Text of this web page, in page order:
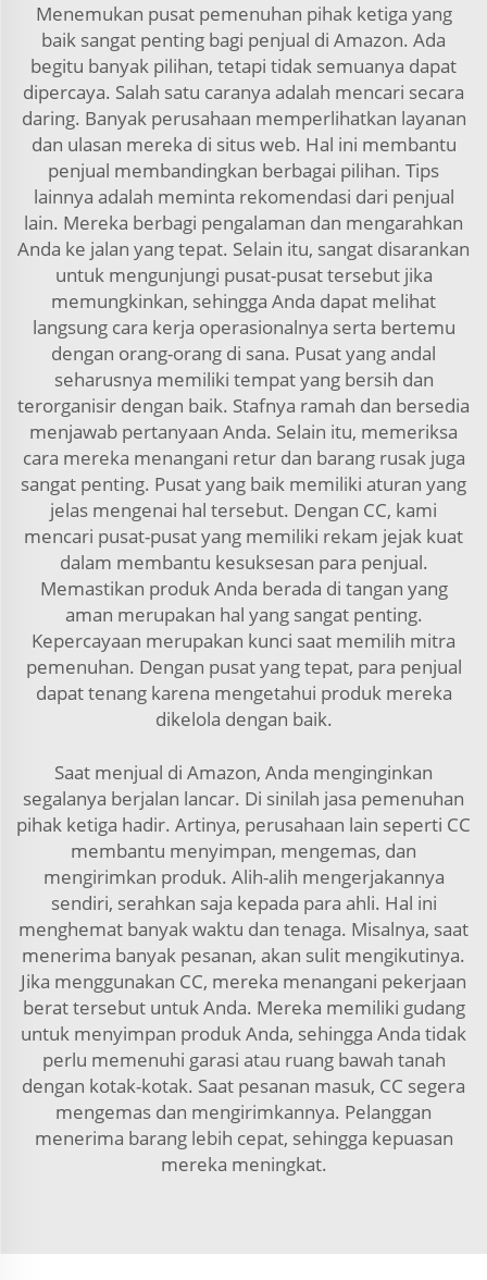
Menemukan pusat pemenuhan pihak ketiga yang
baik sangat penting bagi penjual di Amazon. Ada
begitu banyak pilihan, tetapi tidak semuanya dapat
dipercaya. Salah satu caranya adalah mencari secara
daring. Banyak perusahaan memperlihatkan layanan
dan ulasan mereka di situs web. Hal ini membantu
penjual membandingkan berbagai pilihan. Tips
lainnya adalah meminta rekomendasi dari penjual
lain. Mereka berbagi pengalaman dan mengarahkan
Anda ke jalan yang tepat. Selain itu, sangat disarankan
untuk mengunjungi pusat-pusat tersebut jika
memungkinkan, sehingga Anda dapat melihat
langsung cara kerja operasionalnya serta bertemu
dengan orang-orang di sana. Pusat yang andal
seharusnya memiliki tempat yang bersih dan
terorganisir dengan baik. Stafnya ramah dan bersedia
menjawab pertanyaan Anda. Selain itu, memeriksa
cara mereka menangani retur dan barang rusak juga
sangat penting. Pusat yang baik memiliki aturan yang
jelas mengenai hal tersebut. Dengan CC, kami
mencari pusat-pusat yang memiliki rekam jejak kuat
dalam membantu kesuksesan para penjual.
Memastikan produk Anda berada di tangan yang
aman merupakan hal yang sangat penting.
Kepercayaan merupakan kunci saat memilih mitra
pemenuhan. Dengan pusat yang tepat, para penjual
dapat tenang karena mengetahui produk mereka
dikelola dengan baik.
Saat menjual di Amazon, Anda menginginkan
segalanya berjalan lancar. Di sinilah jasa pemenuhan
pihak ketiga hadir. Artinya, perusahaan lain seperti CC
membantu menyimpan, mengemas, dan
mengirimkan produk. Alih-alih mengerjakannya
sendiri, serahkan saja kepada para ahli. Hal ini
menghemat banyak waktu dan tenaga. Misalnya, saat
menerima banyak pesanan, akan sulit mengikutinya.
Jika menggunakan CC, mereka menangani pekerjaan
berat tersebut untuk Anda. Mereka memiliki gudang
untuk menyimpan produk Anda, sehingga Anda tidak
perlu memenuhi garasi atau ruang bawah tanah
dengan kotak-kotak. Saat pesanan masuk, CC segera
mengemas dan mengirimkannya. Pelanggan
menerima barang lebih cepat, sehingga kepuasan
mereka meningkat.